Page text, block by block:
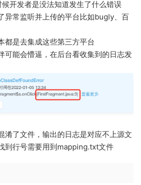
开发者是没法知道发生了什么错误
异常监听并上传的平台比如bugly、百
都是去集成这些第三方平台
可能会懵逼，在后台看收集到的日志发
淆了文件，输出的日志是对应不上源文
到行号需要用到mapping.txt文件